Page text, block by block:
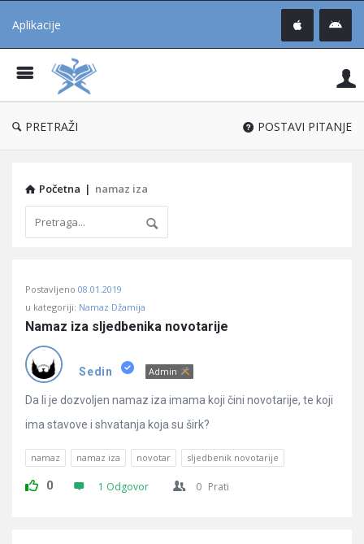
Aplikacije
®
PRETRAŽI POSTAVI PITANJE
Početna | namaz iza
Učene
Latest
Pitanja
Postavljeno 08.01.2019
u kategoriji: Namaz Džamija
Namaz iza sljedbenika novotarije
Sedin Admin
Da li je dozvoljen namaz iza imama koji čini novotarije, te koji
ima stavove i shvatanja koja su širk?
namaz namaz iza novotar sljedbenik novotarije
0 1 Odgovor 0 Prati